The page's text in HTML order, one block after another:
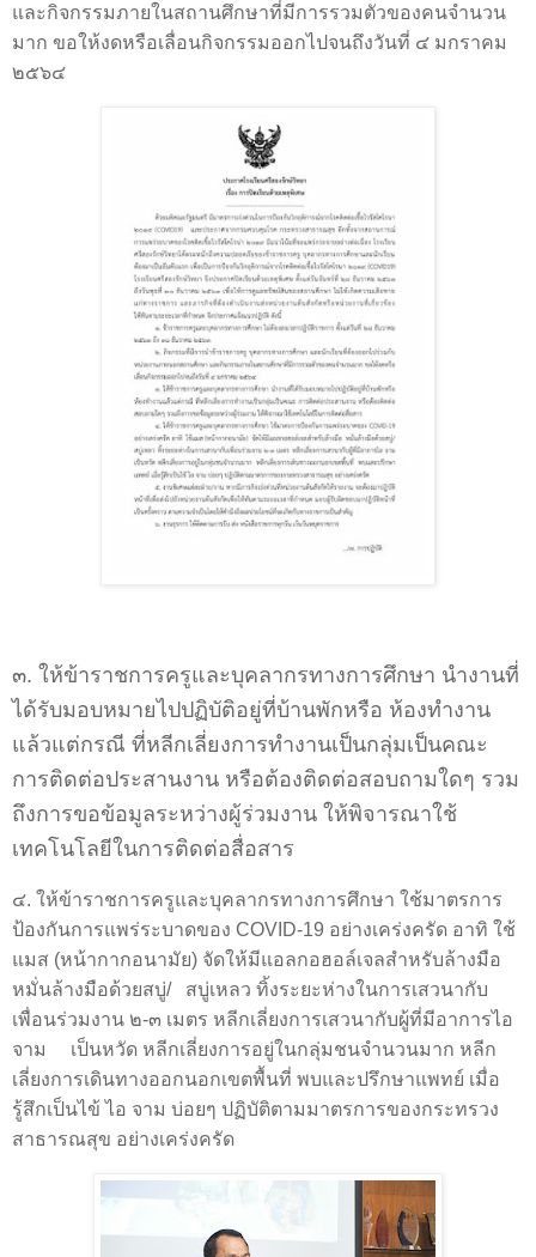
และกิจกรรมภายในสถานศึกษาที่มีการรวมตัวของคนจำนวน
มาก ขอให้งดหรือเลื่อนกิจกรรมออกไปจนถึงวันที่ ๔ มกราคม
๒๕๖๔
๓. ให้ข้าราชการครูและบุคลากรทางการศึกษา นำงานที่
ได้รับมอบหมายไปปฏิบัติอยู่ที่บ้านพักหรือ ห้องทำงาน
แล้วแต่กรณี ที่หลีกเลี่ยงการทำงานเป็นกลุ่มเป็นคณะ
การติดต่อประสานงาน หรือต้องติดต่อสอบถามใดๆ รวม
ถึงการขอข้อมูลระหว่างผู้ร่วมงาน ให้พิจารณาใช้
เทคโนโลยีในการติดต่อสื่อสาร
๔. ให้ข้าราชการครูและบุคลากรทางการศึกษา ใช้มาตรการ
ป้องกันการแพร่ระบาดของ COVID-19 อย่างเคร่งครัด อาทิ ใช้
แมส (หน้ากากอนามัย) จัดให้มีแอลกอฮอล์เจลสำหรับล้างมือ
หมั่นล้างมือด้วยสบู่/
สบู่เหลว ทิ้งระยะห่างในการเสวนากับ
เพื่อนร่วมงาน ๒-๓ เมตร หลีกเลี่ยงการเสวนากับผู้ที่มีอาการไอ
จาม
เป็นหวัด หลีกเลี่ยงการอยู่ในกลุ่มชนจำนวนมาก หลีก
เลี่ยงการเดินทางออกนอกเขตพื้นที่ พบและปรึกษาแพทย์ เมื่อ
รู้สึกเป็นไข้ ไอ จาม บ่อยๆ ปฏิบัติตามมาตรการของกระทรวง
สาธารณสุข อย่างเคร่งครัด